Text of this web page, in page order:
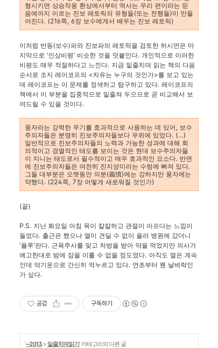
형시키면 상승작용 환상에서부터 역사는 우리 편이라는 믿
음에까지 이르는 진보 레토릭의 유형들(또는 전행들)이 만들
어진다. (216쪽, 6장 보수에게서 배우는 진보 레토릭)
이처럼 반동(보수)파와 진보파의 레토릭을 검토한 허시먼은 마
지막으로 '인상비평' 비슷한 것을 덧붙인다. 개인적으로 이러한
비평도 매우 적절하다고 느낀다. 지금 밑줄치며 읽는 책의 다음
순서로 조지 레이코프의 <자유는 누구의 것인가>를 보고 있는
데 레이코프는 이 문제를 정색하고 탐구하고 있다. 레이코프의
책에서 이 부분을 집중적으로 밑줄쳐 두으므로 곧 비교해서 보
여드릴 수 있을 것이다.
풍자라는 강력한 무기를 효과적으로 사용하는 데 있어, 보수
주의자들은 분명히 진보주의자들보다 우위에 있었다. (…)
일반적으로 진보주의자들의 노력과 가능한 성과에 대해 회
의적이고 경멸적인 태도를 보이는 것은 현대 보수주의자들
이 지니는 태도로서 필수적이고 매우 효과적인 요소다. 반면
에 진보주의자들은 여전히 진지성이라는 수렁에 빠져 있다.
그들 대부분은 오랫동안 의분(義憤)에는 강하지만 풍자에는
약했다. (224쪽, 7장 어떻게 새로워질 것인가)
(끝)
P.S. 지난 화요일 아침 목이 칼칼하고 관절이 아프다는 느낌이
들었다. 출근은 했으나 열이 견딜 수 없이 올라 병원에 갔더니
'플루'란다. 근육주사를 맞고 처방을 받아 약을 먹었지만 의사가
예고한대로 밤에 잠을 이룰 수 없을 정도였다. 아직도 열은 계속
인데 약기운으로 간신히 억누르고 있다. 연초부터 웬 날벼락인
가 싶다.
공감 구독하기
'~2013> 밑줄치며읽기' 카테고리의 다른 글